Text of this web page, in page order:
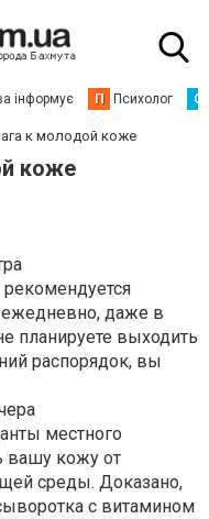
інформує П Психолог С
к молодой коже
коже
даже в
планируете выходить
распорядок, вы
местного
вашу кожу от
среды. Доказано,
с витамином